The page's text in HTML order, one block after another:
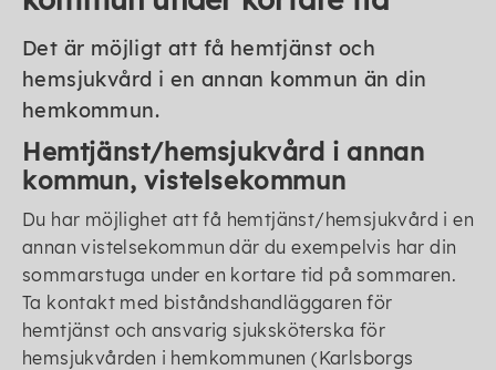
Det är möjligt att få hemtjänst och
hemsjukvård i en annan kommun än din
hemkommun.
Hemtjänst/hemsjukvård i annan
kommun, vistelsekommun
Du har möjlighet att få hemtjänst/hemsjukvård i en
annan vistelsekommun där du exempelvis har din
sommarstuga under en kortare tid på sommaren.
Ta kontakt med biståndshandläggaren för
hemtjänst och ansvarig sjuksköterska för
hemsjukvården i hemkommunen (Karlsborgs